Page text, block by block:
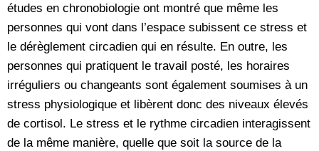
études en chronobiologie ont montré que même les
personnes qui vont dans l’espace subissent ce stress et
le dérèglement circadien qui en résulte. En outre, les
personnes qui pratiquent le travail posté, les horaires
irréguliers ou changeants sont également soumises à un
stress physiologique et libèrent donc des niveaux élevés
de cortisol. Le stress et le rythme circadien interagissent
de la même manière, quelle que soit la source de la